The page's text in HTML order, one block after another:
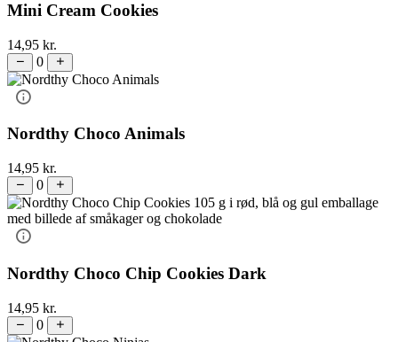
Mini Cream Cookies
14,95 kr.
0
Nordthy Choco Animals
14,95 kr.
0
Nordthy Choco Chip Cookies Dark
14,95 kr.
0